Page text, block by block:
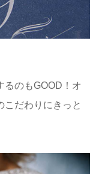
るのもGOOD！オ
こだわりにきっと